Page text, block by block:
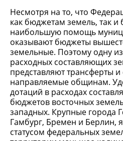
Несмотря на то, что
как бюджетам земель, так
наибольшую помощь
оказывают бюджеты
земельные. Поэтому одну
расходных составляющих
представляют трансферты и
направляемые общинам.
дотаций в расходах
бюджетов восточных
западных. Крупные города
Гамбург, Бремен и Берлин,
статусом федеральных